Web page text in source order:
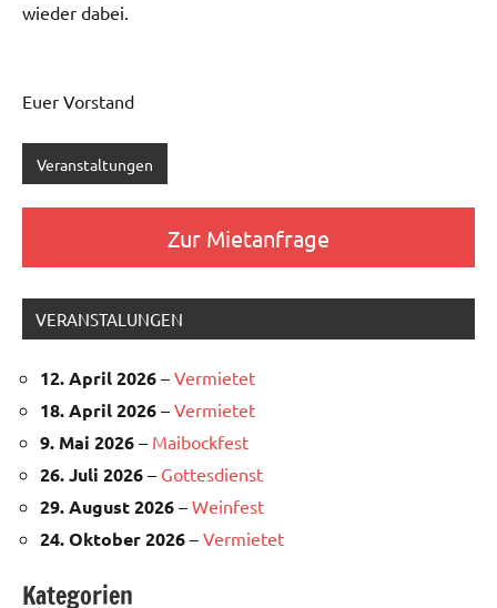
wieder dabei.
Euer Vorstand
Veranstaltungen
Zur Mietanfrage
VERANSTALUNGEN
12. April 2026 – Vermietet
18. April 2026 – Vermietet
9. Mai 2026 – Maibockfest
26. Juli 2026 – Gottesdienst
29. August 2026 – Weinfest
24. Oktober 2026 – Vermietet
Kategorien